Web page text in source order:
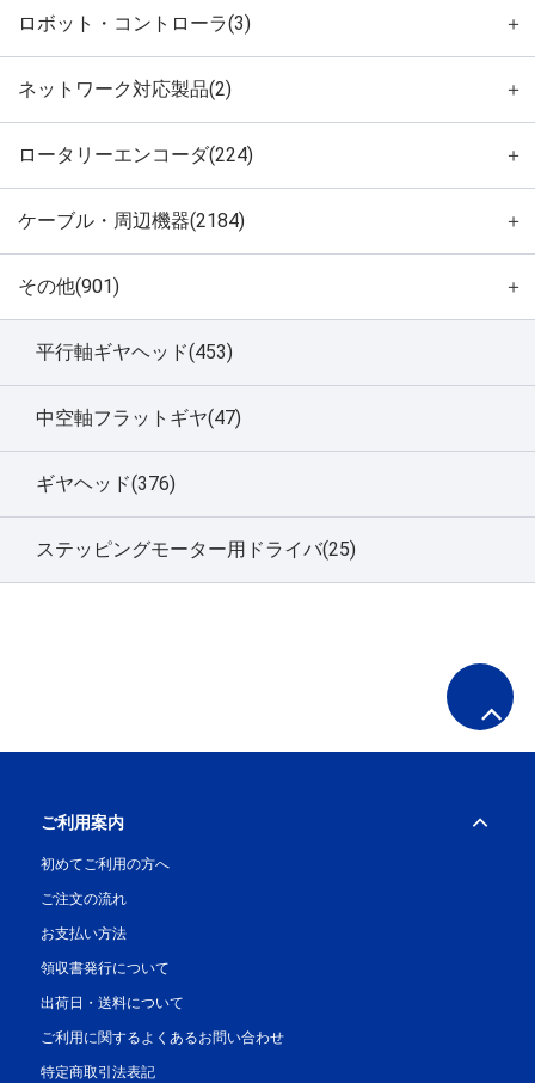
ロボット・コントローラ(3) ＋
ネットワーク対応製品(2) ＋
ロータリーエンコーダ(224) ＋
ケーブル・周辺機器(2184) ＋
その他(901) ＋
平行軸ギヤヘッド(453)
中空軸フラットギヤ(47)
ギヤヘッド(376)
ステッピングモーター用ドライバ(25)
ご利用案内
初めてご利用の方へ
ご注文の流れ
お支払い方法
領収書発行について
出荷日・送料について
ご利用に関するよくあるお問い合わせ
特定商取引法表記